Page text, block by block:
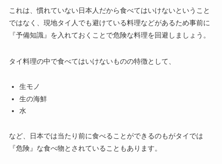
これは、慣れていない日本人だから食べてはいけないということ
ではなく、現地タイ人でも避けている料理などがあるため事前に
『予備知識』を入れておくことで危険な料理を回避しましょう。
タイ料理の中で食べてはいけないものの特徴として、
生モノ
生の海鮮
水
など、日本では当たり前に食べることができるのもがタイでは
『危険』な食べ物とされていることもあります。